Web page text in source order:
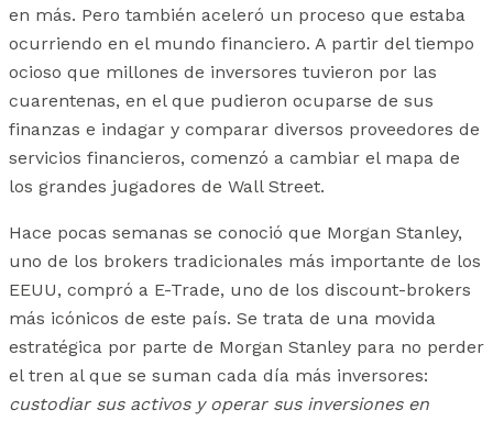
en más. Pero también aceleró un proceso que estaba
ocurriendo en el mundo financiero. A partir del tiempo
ocioso que millones de inversores tuvieron por las
cuarentenas, en el que pudieron ocuparse de sus
finanzas e indagar y comparar diversos proveedores de
servicios financieros, comenzó a cambiar el mapa de
los grandes jugadores de Wall Street.
Hace pocas semanas se conoció que Morgan Stanley,
uno de los brokers tradicionales más importante de los
EEUU, compró a E-Trade, uno de los discount-brokers
más icónicos de este país. Se trata de una movida
estratégica por parte de Morgan Stanley para no perder
el tren al que se suman cada día más inversores:
custodiar sus activos y operar sus inversiones en